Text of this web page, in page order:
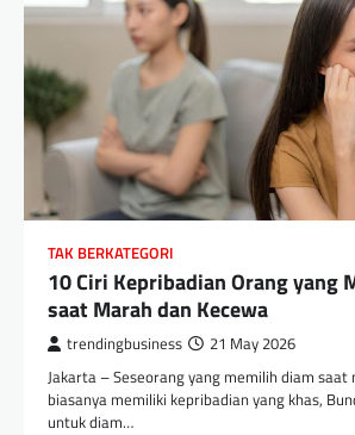
TAK BERKATEGORI
10 Ciri Kepribadian Orang yang
saat Marah dan Kecewa
trendingbusiness 21 May 2026
Jakarta – Seseorang yang memilih diam
biasanya memiliki kepribadian yang khas,
untuk diam…